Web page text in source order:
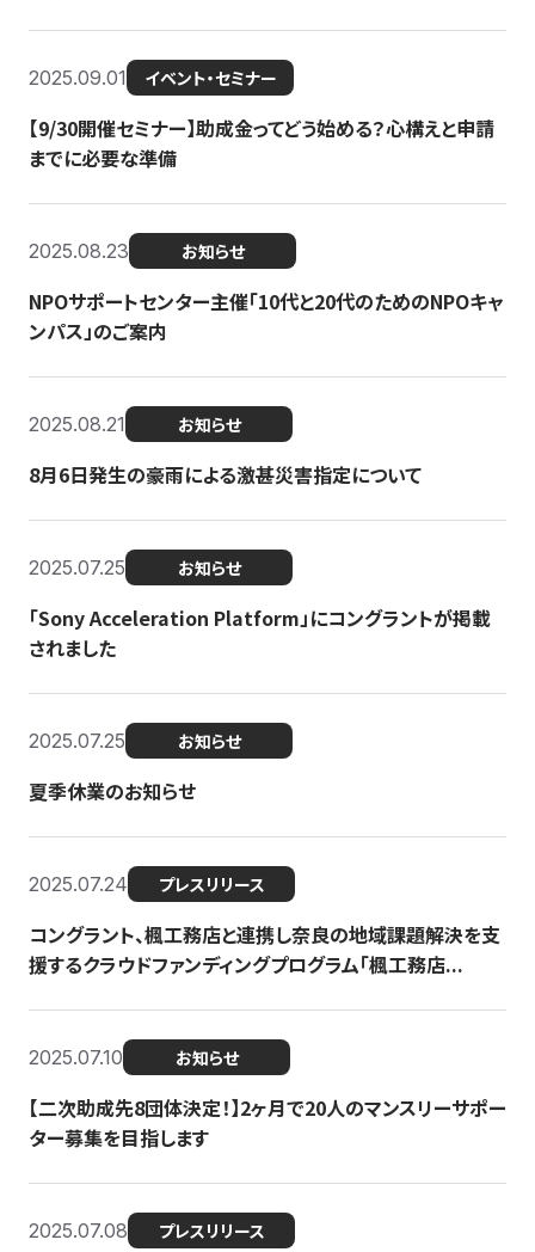
2025.09.01 イベント・セミナー
【9/30開催セミナー】助成金ってどう始める？心構えと申請
までに必要な準備
2025.08.23 お知らせ
NPOサポートセンター主催「10代と20代のためのNPOキャ
ンパス」のご案内
2025.08.21 お知らせ
8月6日発生の豪雨による激甚災害指定について
2025.07.25 お知らせ
「Sony Acceleration Platform」にコングラントが掲載
されました
2025.07.25 お知らせ
夏季休業のお知らせ
2025.07.24 プレスリリース
コングラント、楓工務店と連携し奈良の地域課題解決を支
援するクラウドファンディングプログラム「楓工務店...
2025.07.10 お知らせ
【二次助成先8団体決定！】2ヶ月で20人のマンスリーサポー
ター募集を目指します
2025.07.08 プレスリリース